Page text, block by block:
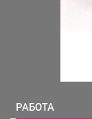
РАБОТА